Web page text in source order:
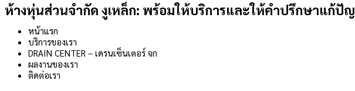
ห้างหุ่นส่วนจำกัด งูเหล็ก: พร้อมให้บริการและให้คำปรึกษาแก้ปัญ
หน้าแรก
บริการของเรา
DRAIN CENTER – เดรนเซ็นเตอร์ จก
ผลงานของเรา
ติดต่อเรา